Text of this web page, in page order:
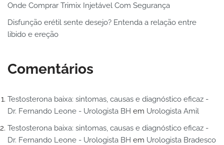
Onde Comprar Trimix Injetável Com Segurança
Disfunção erétil sente desejo? Entenda a relação entre
libido e ereção
Comentários
Testosterona baixa: sintomas, causas e diagnóstico eficaz -
Dr. Fernando Leone - Urologista BH em Urologista Amil
Testosterona baixa: sintomas, causas e diagnóstico eficaz -
Dr. Fernando Leone - Urologista BH em Urologista Bradesco